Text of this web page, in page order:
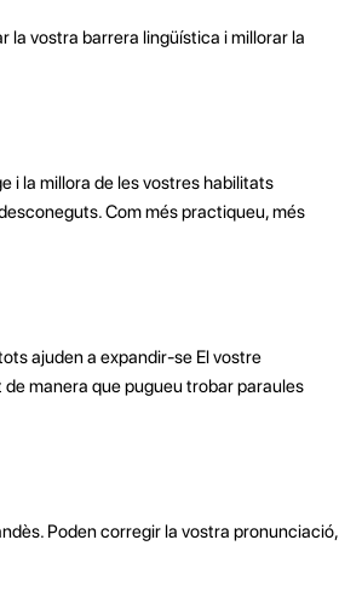
la vostra barrera lingüística i millorar la
i la millora de les vostres habilitats
Com més practiqueu, més
ajuden a expandir-se El vostre
manera que pugueu trobar paraules
Poden corregir la vostra pronunciació,